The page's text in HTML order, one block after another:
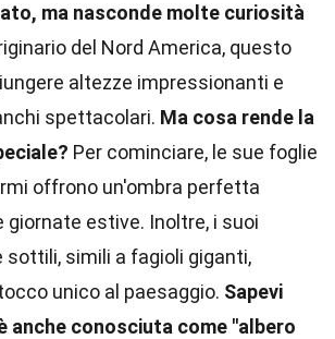
ma nasconde molte curiosità
del Nord America, questo
altezze impressionanti e
spettacolari. Ma cosa rende la
Per cominciare, le sue foglie
offrono un'ombra perfetta
giornate estive. Inoltre, i suoi
sottili, simili a fagioli giganti,
unico al paesaggio. Sapevi
anche conosciuta come "albero